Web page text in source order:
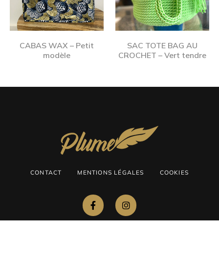
CABAS WAX – Petit
modèle
SAC TOTE BAG AU
CROCHET – Vert tendre
CONTACT MENTIONS LÉGALES COOKIES